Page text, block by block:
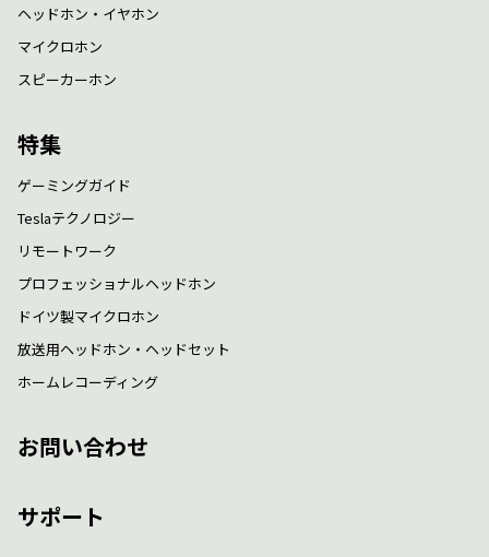
ヘッドホン・イヤホン
マイクロホン
スピーカーホン
特集
ゲーミングガイド
Teslaテクノロジー
リモートワーク
プロフェッショナルヘッドホン
ドイツ製マイクロホン
放送用ヘッドホン・ヘッドセット
ホームレコーディング
お問い合わせ
サポート